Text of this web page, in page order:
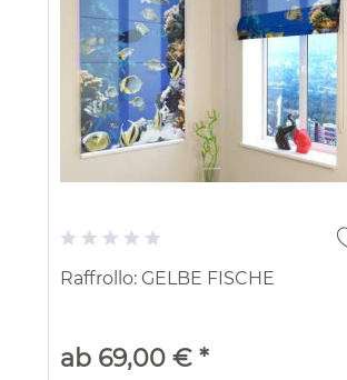
Raffrollo: GELBE FISCHE
ab 69,00 € *